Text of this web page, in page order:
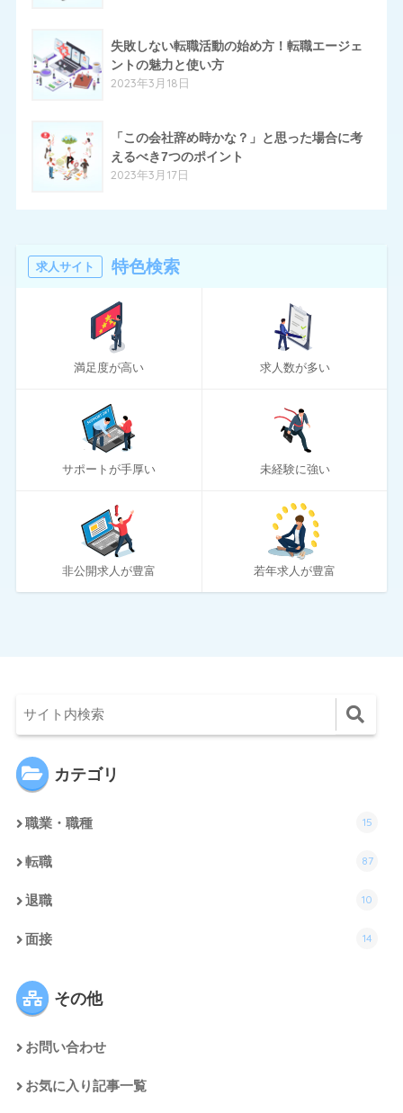
はたらいく 14
ハタラクティブ
ほいく畑
マスメディアン
リアルミーキャリア
リクナビNEXT
リクルートエージェント
リクルートダイレクトスカウト
ロバート・ウォルターズ
ワークポート
女性しごと応援テラス
社内SE転職ナビ
失敗しない転職活動の始め方！転職エージェ
ントの魅力と使い方
2023年3月18日
「この会社辞め時かな？」と思った場合に考
えるべき7つのポイント
2023年3月17日
求人サイト 特色検索
満足度が高い 求人数が多い
サポートが手厚い 未経験に強い
非公開求人が豊富 若年求人が豊富
カテゴリ
職業・職種 15
転職 87
退職 10
面接 14
その他
お問い合わせ
お気に入り記事一覧